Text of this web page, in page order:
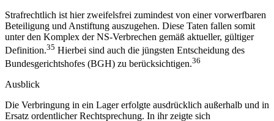
Strafrechtlich ist hier zweifelsfrei zumindest von einer vorwerfbaren
Beteiligung und Anstiftung auszugehen. Diese Taten fallen somit
unter den Komplex der NS-Verbrechen gemäß aktueller, gültiger
Definition.35 Hierbei sind auch die jüngsten Entscheidung des
Bundesgerichtshofes (BGH) zu berücksichtigen.36
Ausblick
Die Verbringung in ein Lager erfolgte ausdrücklich außerhalb und in
Ersatz ordentlicher Rechtsprechung. In ihr zeigte sich